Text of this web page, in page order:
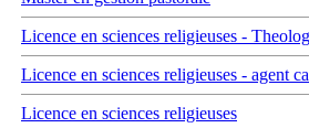
Licence en sciences religieuses -
Licence en sciences religieuses - agent
Licence en sciences religieuses